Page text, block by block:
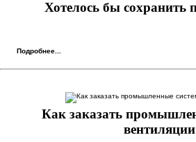
Хотелось бы сохранить
Подробнее...
Как заказать
вентиляции